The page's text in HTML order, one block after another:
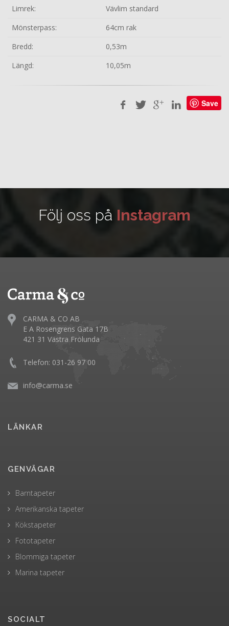
Limrek:
Vävlim standard
Mönsterpass:
64cm rak
Bredd:
0,53m
Längd:
10,05m
Save
Följ oss på Instagram
CARMA & CO AB
E A Rosengrens Gata 17B
421 31 Västra Frölunda
Telefon: 031-26 97 00
info@carma.se
LÄNKAR
GENVÄGAR
Barntapeter
Amerikanska tapeter
Kökstapeter
Fototapeter
Blommiga tapeter
Marina tapeter
SOCIALT